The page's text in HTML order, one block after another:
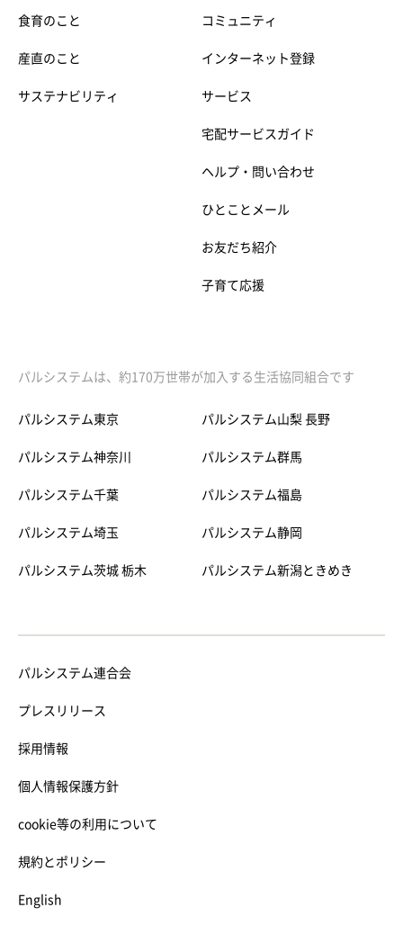
食育のこと
産直のこと
サステナビリティ
コミュニティ
インターネット登録
サービス
宅配サービスガイド
ヘルプ・問い合わせ
ひとことメール
お友だち紹介
子育て応援
パルシステムは、約170万世帯が加入する生活協同組合です
パルシステム東京
パルシステム神奈川
パルシステム千葉
パルシステム埼玉
パルシステム茨城 栃木
パルシステム山梨 長野
パルシステム群馬
パルシステム福島
パルシステム静岡
パルシステム新潟ときめき
パルシステム連合会
プレスリリース
採用情報
個人情報保護方針
cookie等の利用について
規約とポリシー
English